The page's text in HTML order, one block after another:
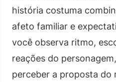
história costuma
afeto familiar e
você observa ritmo,
reações do
perceber a proposta do